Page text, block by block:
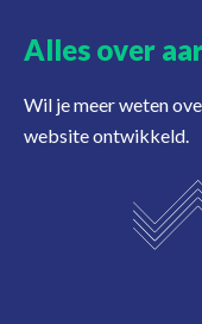
Alles over
Wil je meer weten
website ontwikkeld.